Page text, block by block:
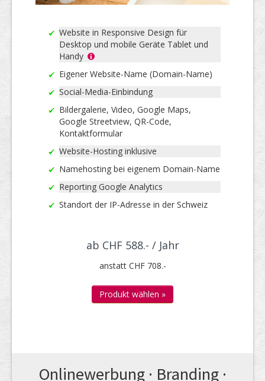
Website in Responsive Design für
Desktop und mobile Geräte Tablet und
Handy
Eigener Website-Name (Domain-Name)
Social-Media-Einbindung
Bildergalerie, Video, Google Maps,
Google Streetview, QR-Code,
Kontaktformular
Website-Hosting inklusive
Namehosting bei eigenem Domain-Name
Reporting Google Analytics
Standort der IP-Adresse in der Schweiz
ab CHF 588.- / Jahr
anstatt CHF 708.-
Produkt wählen »
Online­werbung · Branding ·